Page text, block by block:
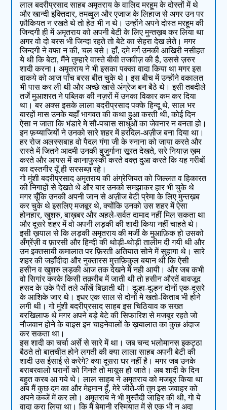
लाल बदरीप्रसाद साहब अमृतराय के वालिद मरहूम के दोस्तों में थे
और खान्दी इक्तिदार, तमव्वुल और एजाज के लिहाज से अगर उन पर
फ़ौकियत न रखते थे तो हेठ भी न थे। उन्होंने अपने दोस्त मरहूम की
जिन्दगी ही में अमृतराय को अपनी बेटी के लिए मुन्तख़ब कर लिया था
अगर वो दो बरस भी जिन्दा रहते तो बेटे का सेहरा देख लेते। मगर
जिन्दगी ने वफा न की, चल बसे। हाँ, दमे मर्ग उनकी आखिरी नसीहत
ये थी कि बेटा, मैंने तुम्हारे वास्ते बीवी तजवीज़ की है, उससे ज़रुर
शादी करना। अमृतराय ने भी इसका पक्का वादा किया था मगर इस
वाकये को आज पाँच बरस बीत चुके थे। इस बीच में उन्होंने वकालत
भी पास कर ली थी और अच्छे खासे अंग्रेज बन बैठे थे। इसी तबदीले
तर्जे मुआशरत ने पब्लिक की नज़रों में उनका विकार कम कर दिया
था। बर अक्स इसके लाला बदरीप्रसाद पक्के हिन्दू थे, साल भर
बारहों मास उनके यहाँ भागवत की कथा हुआ करती थी, कोई दिन
ऐसा न जाता कि भंडारे मे सौ-पचास साधुओं का जेवनार न बनता हो।
इन फ़य्याजियों ने उनको सारे शहर में हरदिल-अज़ीज बना दिया था।
हर रोज अलस्सबाह वो पैदल गंगा जी के स्नाना को जाया करते और
रास्ते में जितने आदमी उनकी बुजुर्गाना सूरत देखते, सरे नियाज़ ख़म
करते और आपस में कानाफुस्की करते वक्त़ दुआ करते कि यह गरीबों
का दस्तगीर यूँ ही सरसब्ज़ रहे।
गो मुंशी बदरीप्रसाद अमृतराय की अंग्रेजियत को जिल्लत व हिकारत
की निगाहों से देखते थे और बार उनको समझाकर हार भी चुके थे
मगर चूँकि उनकी अपनी जान से अज़ीज बेटी प्रेमा के लिए मुन्तख़ब
कर चुके थे इसलिए मजबूर थे, क्योंकि उनको उस शहर में ऐसा
होनहार, खुशरु, बाख़बर और अहले-सर्वत दामाद नहीं मिल सकता था
और दूसरे शहर में वो अपनी लड़की की शादी किया नहीं चाहते थे।
इसी ख़याल से कि लड़की अमृतराय की मर्जी के मुआफ़िक हो उसको
अँग्रेंज़ी व फ़ारसी और हिन्दी की थोड़ी-थोड़ी तालीम दी गयी थी और
उन इक्तसाबी कमालात पर फ़िरती अतियात सोने में सुहागा थे। सारे
शहर की जहाँदीदा और नुक्तारस मुत्तफ़िकुल बयान थी कि ऐसी
हसीन व खुशरु लड़की आज तक देखने में नही आयी। और जब कभी
वो सिगांर करके किसी तक़रीब में जाती थी तो हसीन औरतें बावजूद
हसद के उके पैरों तले आँखें बिछाती थी। दूल्हा-दूल्हन दोनों एक-दूसरे
के आशिके जार थे। इधर एक साल से दोनों मे खतो-किताब भी होने
लगी थी। गो मुंशी बदरीप्रसाद साहब इस चिठियाव क सख्त
बरखिलाफ थे मगर अपने बड़े बेटे की सिफारिश से मजबूर रहते जो
नौजवान होने के बाइस इन चाहनेवालों के ख़यालात का कुछ अंदाज
कर सकता था।
इस शादी का चर्चा अर्से से सारे में था। जब चन्द भलोमानस इकट्ठा
बैठते तो बातचीत होने लगती की क्या लाला साहब अपनी बेटी की
शादी उस ईसाई से करेगे? क्या दूसरा घर नहीं है। मगर जब उनके
बराबरवालो घरानों को गिनते तो मायूस हो जाते। अब शादी के दिन
बहुत करब आ गये थे। लाल साहब ने अमृतराय को मजबूर किया था
अब मैं कुछ दम का और मेहमान हूँ, मेरे जीते-जी तुम इस जवाहर को
अपने कब्जें में कर लो। अमृतराय ने भी मुस्तैदी जाहिर की थी, गो ये
वादा करा लिया था। कि मैं बेमानी रस्मियात में से एक भी न अदा